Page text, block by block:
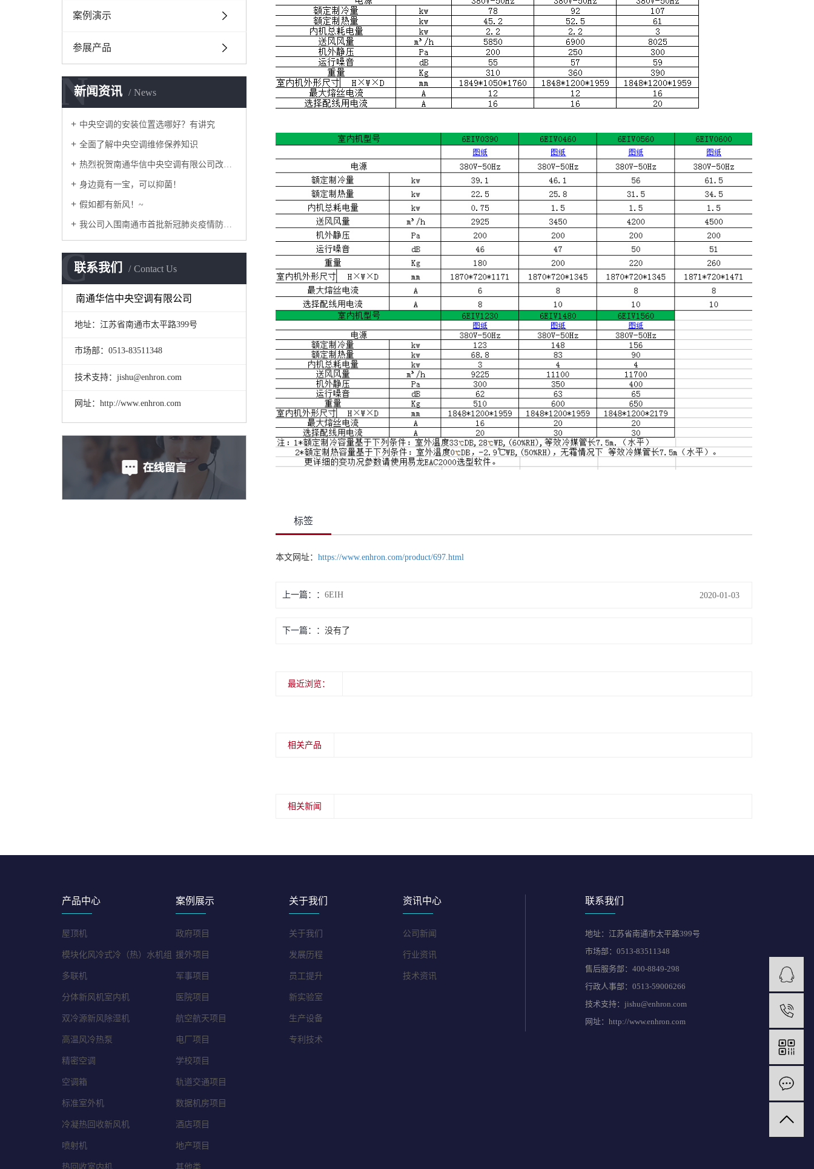
案例演示
参展产品
新闻资讯 News
N
中央空调的安装位置选哪好？有讲究
全面了解中央空调维修保养知识
热烈祝贺南通华信中央空调有限公司改版正式上线！
身边竟有一宝，可以抑菌！
假如都有新风！~
我公司入围南通市首批新冠肺炎疫情防控重点保障企业名录
联系我们 Contact Us
C
南通华信中央空调有限公司
地址：江苏省南通市太平路399号
市场部：0513-83511348
技术支持：jishu@enhron.com
网址：http://www.enhron.com
标签
本文网址： https://www.enhron.com/product/697.html
上一篇： 6EIH 2020-01-03
下一篇： 没有了
最近浏览：
相关产品
相关新闻
产品中心
屋顶机
模块化风冷式冷（热）水机组
多联机
分体新风机室内机
双冷源新风除湿机
高温风冷热泵
精密空调
空调箱
标准室外机
冷凝热回收新风机
喷射机
热回收室内机
案例展示
政府项目
援外项目
军事项目
医院项目
航空航天项目
电厂项目
学校项目
轨道交通项目
数据机房项目
酒店项目
地产项目
其他类
关于我们
关于我们
发展历程
员工提升
新实验室
生产设备
专利技术
资讯中心
公司新闻
行业资讯
技术资讯
联系我们
地址：江苏省南通市太平路399号
市场部：0513-83511348
售后服务部：400-8849-298
行政人事部：0513-59006266
技术支持：jishu@enhron.com
网址：http://www.enhron.com